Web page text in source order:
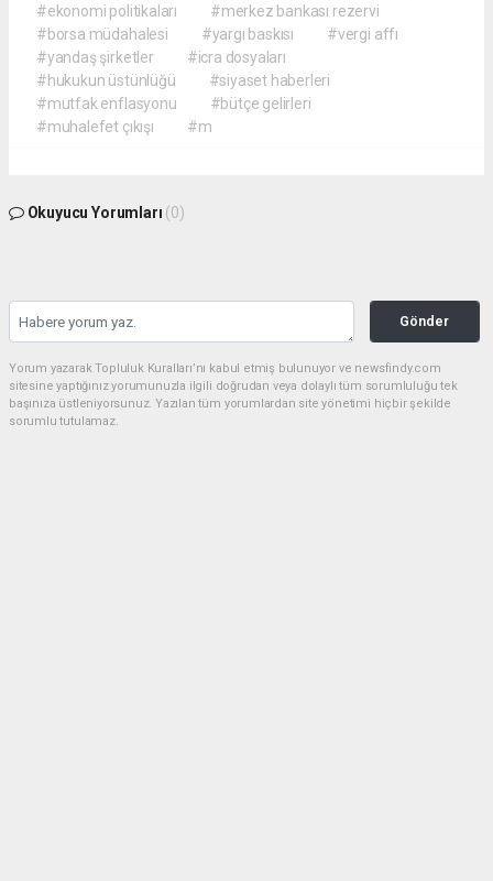
#ekonomi politikaları
#merkez bankası rezervi
#borsa müdahalesi
#yargı baskısı
#vergi affı
#yandaş şirketler
#icra dosyaları
#hukukun üstünlüğü
#siyaset haberleri
#mutfak enflasyonu
#bütçe gelirleri
#muhalefet çıkışı
#m
Okuyucu Yorumları (0)
Gönder
Yorum yazarak Topluluk Kuralları’nı kabul etmiş bulunuyor ve newsfindy.com
sitesine yaptığınız yorumunuzla ilgili doğrudan veya dolaylı tüm sorumluluğu tek
başınıza üstleniyorsunuz. Yazılan tüm yorumlardan site yönetimi hiçbir şekilde
sorumlu tutulamaz.